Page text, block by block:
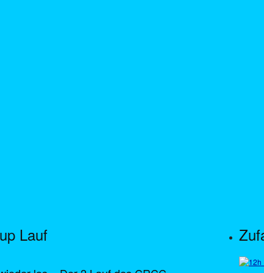
Lauf